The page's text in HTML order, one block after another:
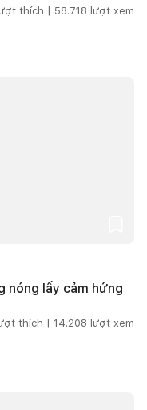
thích | 58.718 lượt xem
nóng lấy cảm hứng
thích | 14.208 lượt xem